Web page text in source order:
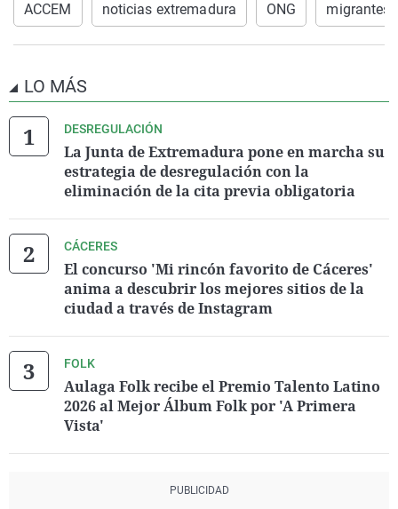
ACCEM noticias extremadura ONG migrantes
LO MÁS
DESREGULACIÓN
La Junta de Extremadura pone en marcha su
estrategia de desregulación con la
eliminación de la cita previa obligatoria
CÁCERES
El concurso 'Mi rincón favorito de Cáceres'
anima a descubrir los mejores sitios de la
ciudad a través de Instagram
FOLK
Aulaga Folk recibe el Premio Talento Latino
2026 al Mejor Álbum Folk por 'A Primera
Vista'